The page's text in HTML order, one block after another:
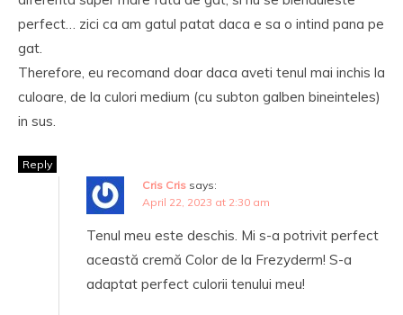
perfect… zici ca am gatul patat daca e sa o intind pana pe
gat.
Therefore, eu recomand doar daca aveti tenul mai inchis la
culoare, de la culori medium (cu subton galben bineinteles)
in sus.
Reply
Cris Cris says:
April 22, 2023 at 2:30 am
Tenul meu este deschis. Mi s-a potrivit perfect
această cremă Color de la Frezyderm! S-a
adaptat perfect culorii tenului meu!